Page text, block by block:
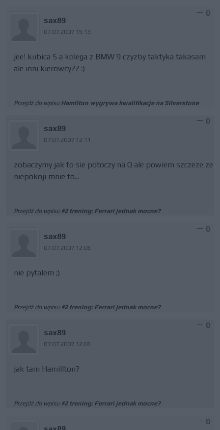
sax89
07.07.2007 15:13
0
jee! kubica 5 a kolega z BMW 9 czyzby taktyka takasam
ale inni kierowcy?? :)
Przejdź do wpisu Hamilton wygrywa kwalifikacje na Silverstone
sax89
07.07.2007 12:11
0
zobaczymy jak to sie potoczy na Q ale powiem szczeze ze
niepokoji mnie to...
Przejdź do wpisu #2 trening: Ferrari jednak mocne?
sax89
07.07.2007 12:06
0
nie pytalem ;)
Przejdź do wpisu #2 trening: Ferrari jednak mocne?
sax89
07.07.2007 12:06
0
jak tam Hamillton?
Przejdź do wpisu #2 trening: Ferrari jednak mocne?
0